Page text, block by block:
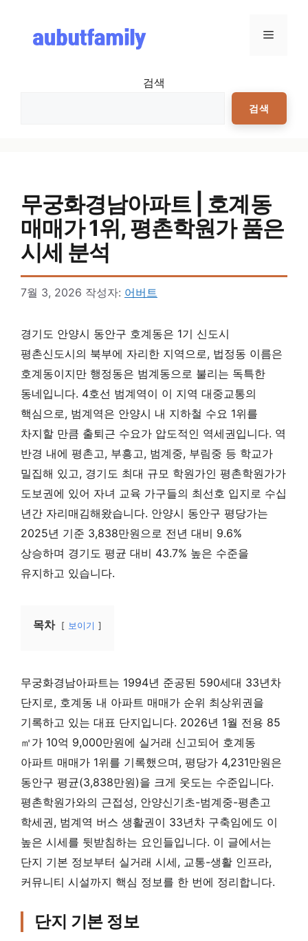
메뉴
검색
검색
무궁화경남아파트 | 호계동
매매가 1위, 평촌학원가 품은
시세 분석
7월 3, 2026 작성자: 어버트
경기도 안양시 동안구 호계동은 1기 신도시
평촌신도시의 북부에 자리한 지역으로, 법정동 이름은
호계동이지만 행정동은 범계동으로 불리는 독특한
동네입니다. 4호선 범계역이 이 지역 대중교통의
핵심으로, 범계역은 안양시 내 지하철 수요 1위를
차지할 만큼 출퇴근 수요가 압도적인 역세권입니다. 역
반경 내에 평촌고, 부흥고, 범계중, 부림중 등 학교가
밀집해 있고, 경기도 최대 규모 학원가인 평촌학원가가
도보권에 있어 자녀 교육 가구들의 최선호 입지로 수십
년간 자리매김해왔습니다. 안양시 동안구 평당가는
2025년 기준 3,838만원으로 전년 대비 9.6%
상승하며 경기도 평균 대비 43.7% 높은 수준을
유지하고 있습니다.
목차 보이기
무궁화경남아파트는 1994년 준공된 590세대 33년차
단지로, 호계동 내 아파트 매매가 순위 최상위권을
기록하고 있는 대표 단지입니다. 2026년 1월 전용 85
㎡가 10억 9,000만원에 실거래 신고되어 호계동
아파트 매매가 1위를 기록했으며, 평당가 4,231만원은
동안구 평균(3,838만원)을 크게 웃도는 수준입니다.
평촌학원가와의 근접성, 안양신기초-범계중-평촌고
학세권, 범계역 버스 생활권이 33년차 구축임에도 이
높은 시세를 뒷받침하는 요인들입니다. 이 글에서는
단지 기본 정보부터 실거래 시세, 교통-생활 인프라,
커뮤니티 시설까지 핵심 정보를 한 번에 정리합니다.
단지 기본 정보